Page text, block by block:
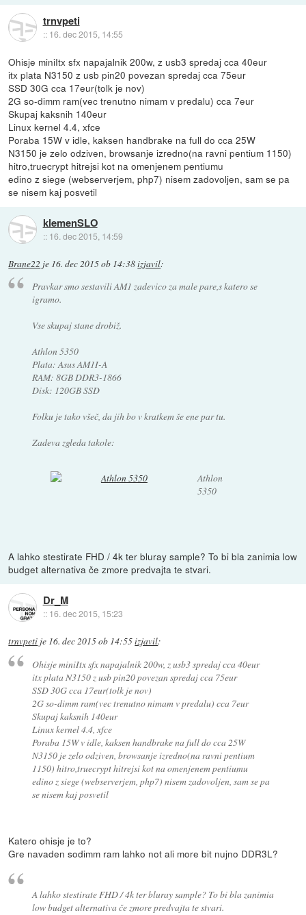
trnvpeti
:: 16. dec 2015, 14:55
Ohisje miniItx sfx napajalnik 200w, z usb3 spredaj cca 40eur
itx plata N3150 z usb pin20 povezan spredaj cca 75eur
SSD 30G cca 17eur(tolk je nov)
2G so-dimm ram(vec trenutno nimam v predalu) cca 7eur
Skupaj kaksnih 140eur
Linux kernel 4.4, xfce
Poraba 15W v idle, kaksen handbrake na full do cca 25W
N3150 je zelo odziven, browsanje izredno(na ravni pentium 1150)
hitro,truecrypt hitrejsi kot na omenjenem pentiumu
edino z siege (webserverjem, php7) nisem zadovoljen, sam se pa
se nisem kaj posvetil
klemenSLO
:: 16. dec 2015, 14:59
Brane22 je 16. dec 2015 ob 14:38izjavil:
Pravkar smo sestavili AM1 zadevico za male pare,s katero se
igramo.
Vse skupaj stane drobiž.
Athlon 5350
Plata: Asus AM1I-A
RAM: 8GB DDR3-1866
Disk: 120GB SSD
Folku je tako všeč, da jih bo v kratkem še ene par tu.
Zadeva zgleda takole:
Athlon
5350
A lahko stestirate FHD / 4k ter bluray sample? To bi bla zanimia low
budget alternativa če zmore predvajta te stvari.
Dr_M
:: 16. dec 2015, 15:23
trnvpeti je 16. dec 2015 ob 14:55izjavil:
Ohisje miniItx sfx napajalnik 200w, z usb3 spredaj cca 40eur
itx plata N3150 z usb pin20 povezan spredaj cca 75eur
SSD 30G cca 17eur(tolk je nov)
2G so-dimm ram(vec trenutno nimam v predalu) cca 7eur
Skupaj kaksnih 140eur
Linux kernel 4.4, xfce
Poraba 15W v idle, kaksen handbrake na full do cca 25W
N3150 je zelo odziven, browsanje izredno(na ravni pentium
1150) hitro,truecrypt hitrejsi kot na omenjenem pentiumu
edino z siege (webserverjem, php7) nisem zadovoljen, sam se pa
se nisem kaj posvetil
Katero ohisje je to?
Gre navaden sodimm ram lahko not ali more bit nujno DDR3L?
A lahko stestirate FHD / 4k ter bluray sample? To bi bla zanimia
low budget alternativa če zmore predvajta te stvari.